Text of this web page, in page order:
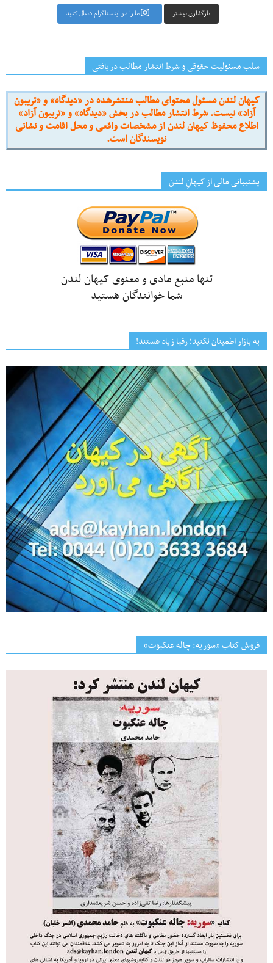
بارگذاری بیشتر ما را در اینستاگرام دنبال کنید
سلب مسئولیت حقوقی و شرط انتشار مطالب دریافتی
کیهان لندن مسئول محتوای مطالب منتشرشده در «دیدگاه» و «تریبون
آزاد» نیست. شرط انتشار مطالب در بخش «دیدگاه» و «تریبون آزاد»
اطلاع محفوظ کیهان لندن از مشخصات واقعی و محل اقامت و نشانی
نویسندگان است.
پشتیبانی مالی از کیهانِ لندن
تنها منبع مادی و معنوی کیهان لندن
شما خوانندگان هستید
به بازار اطمینان نکنید؛ رقبا زیاد هستند!
فروش کتاب «سوریه: چاله عنکبوت»